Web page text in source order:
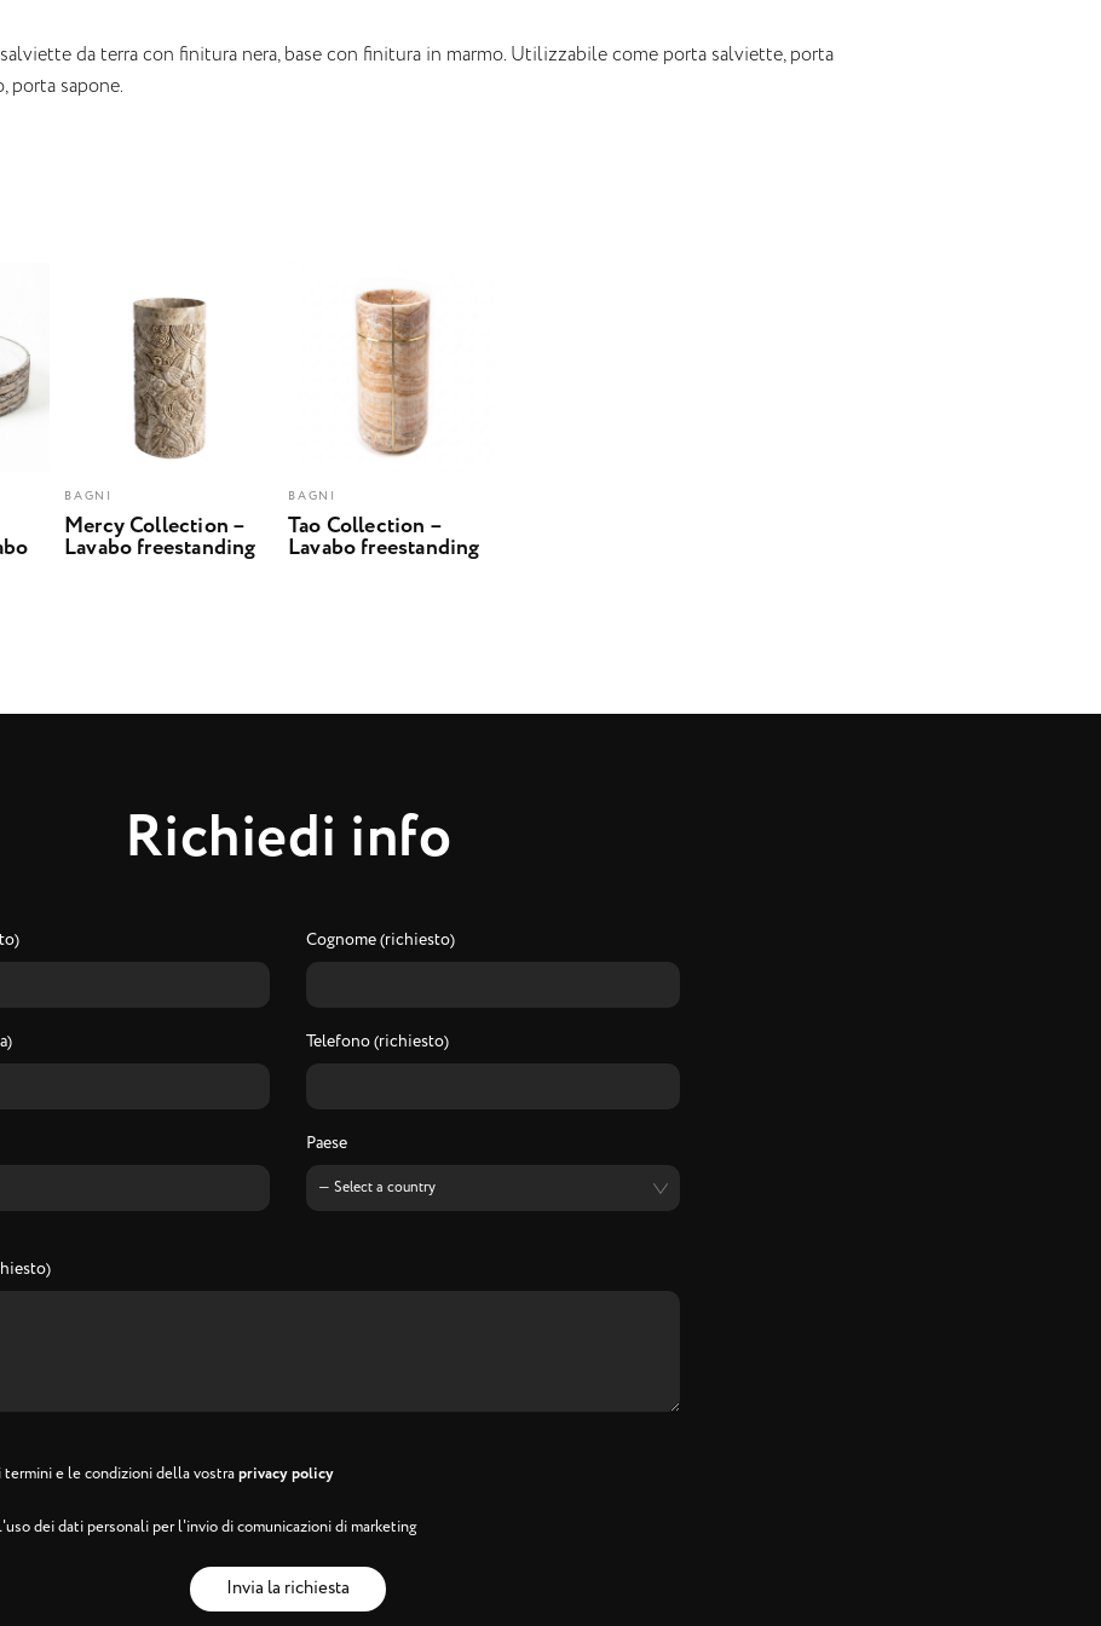
da terra con finitura nera, base con finitura in marmo. Utilizzabile come porta salviette, porta
porta sapone.
BAGNI
Mercy Collection –
Lavabo freestanding
BAGNI
Tao Collection –
Lavabo freestanding
Richiedi info
Cognome (richiesto)
Telefono (richiesto)
Paese
termini e le condizioni della vostraprivacy policy
dei dati personali per l'invio di comunicazioni di marketing
Invia la richiesta